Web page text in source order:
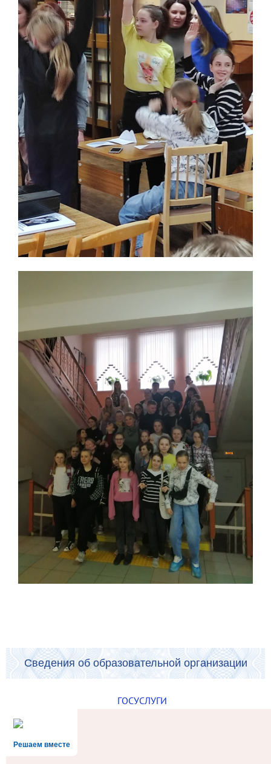
Сведения об образовательной организации
ГОСУСЛУГИ
Решаем вместе